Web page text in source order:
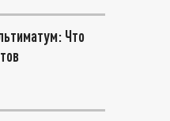
Что